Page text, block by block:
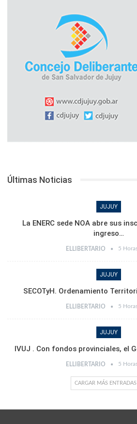
Últimas Noticias
JUJUY
La ENERC sede NOA abre sus
ingreso…
ELLIBERTARIO 5
JUJUY
SECOTyH. Ordenamiento
ELLIBERTARIO 5
JUJUY
IVUJ . Con fondos provinciales, el
ELLIBERTARIO 5
CARGAR MÁS ENTRADAS